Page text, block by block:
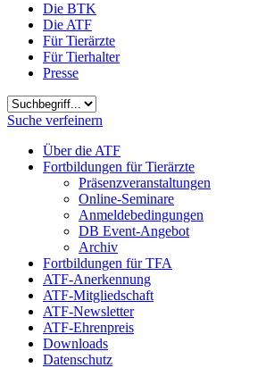
Die BTK
Die ATF
Für Tierärzte
Für Tierhalter
Presse
Suchbegriff
Suche verfeinern
Über die ATF
Fortbildungen für Tierärzte
Präsenzveranstaltungen
Online-Seminare
Anmeldebedingungen
DB Event-Angebot
Archiv
Fortbildungen für TFA
ATF-Anerkennung
ATF-Mitgliedschaft
ATF-Newsletter
ATF-Ehrenpreis
Downloads
Datenschutz